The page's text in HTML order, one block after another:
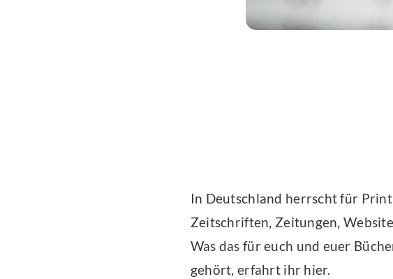
In Deutschland herrscht für
Zeitschriften, Zeitungen,
Was das für euch und euer
gehört, erfahrt ihr hier.